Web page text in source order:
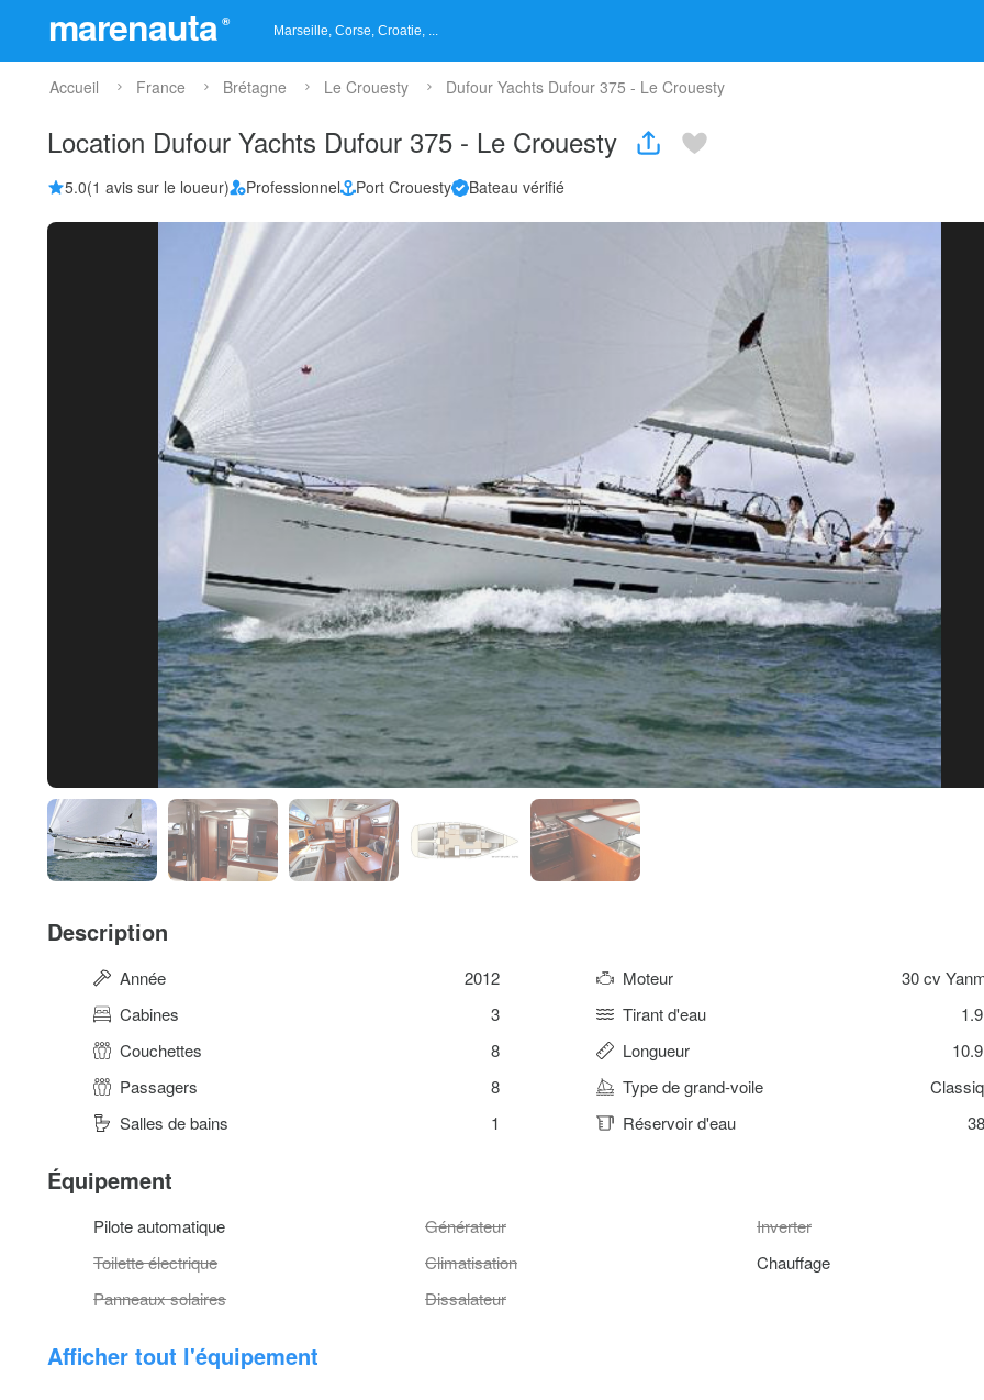
marenauta ®
Accueil France Brétagne Le Crouesty Dufour Yachts Dufour 375 - Le Crouesty
Location Dufour Yachts Dufour 375 - Le Crouesty
5.0(1 avis sur le loueur) Professionnel Port Crouesty Bateau vérifié
Description
Année 2012 Moteur
30 cv
Cabines
3 Tirant d'eau
Couchettes
8 Longueur
Passagers
8 Type de grand-voile
Salles de bains
1 Réservoir d'eau
Équipement
Pilote automatique Générateur
Inverter
Toilette électrique
Climatisation
Chauffage
Panneaux solaires
Dissalateur
Afficher tout l'équipement